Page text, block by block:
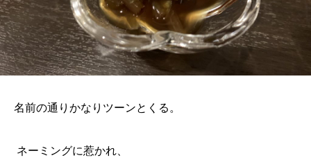
名前の通りかなりツーンとくる。
ネーミングに惹かれ、